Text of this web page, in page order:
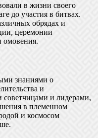
в жизни своего
до участия в битвах.
обрядах и
церемонии
омовения.
знаниями о
и
и лидерами,
в племенном
и космосом